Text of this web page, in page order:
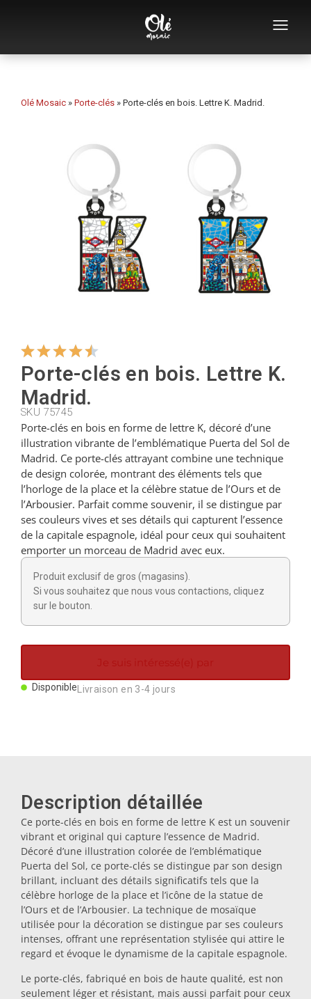
Qui sommes-nous
Ouvre-bouteilles
Tasses
Bols
Cintres
Coupeurs
Petites cuillères
Louches
Dés à coudre
Figurines
Porte-clés
Sous-verres
Bouchons
Huiliers
Dessous-de-plat
Olé Mosaic » Porte-clés » Porte-clés en bois. Lettre K. Madrid.
Porte-clés en bois. Lettre K.
Madrid.
SKU 75745
Porte-clés en bois en forme de lettre K, décoré d’une
illustration vibrante de l’emblématique Puerta del Sol de
Madrid. Ce porte-clés attrayant combine une technique
de design colorée, montrant des éléments tels que
l’horloge de la place et la célèbre statue de l’Ours et de
l’Arbousier. Parfait comme souvenir, il se distingue par
ses couleurs vives et ses détails qui capturent l’essence
de la capitale espagnole, idéal pour ceux qui souhaitent
emporter un morceau de Madrid avec eux.
Produit exclusif de gros (magasins).
Si vous souhaitez que nous vous contactions, cliquez
sur le bouton.
Je suis intéressé(e) par
DisponibleLivraison en 3-4 jours
Description détaillée
Ce porte-clés en bois en forme de lettre K est un souvenir
vibrant et original qui capture l’essence de Madrid.
Décoré d’une illustration colorée de l’emblématique
Puerta del Sol, ce porte-clés se distingue par son design
brillant, incluant des détails significatifs tels que la
célèbre horloge de la place et l’icône de la statue de
l’Ours et de l’Arbousier. La technique de mosaïque
utilisée pour la décoration se distingue par ses couleurs
intenses, offrant une représentation stylisée qui attire le
regard et évoque le dynamisme de la capitale espagnole.
Le porte-clés, fabriqué en bois de haute qualité, est non
seulement léger et résistant, mais aussi parfait pour ceux